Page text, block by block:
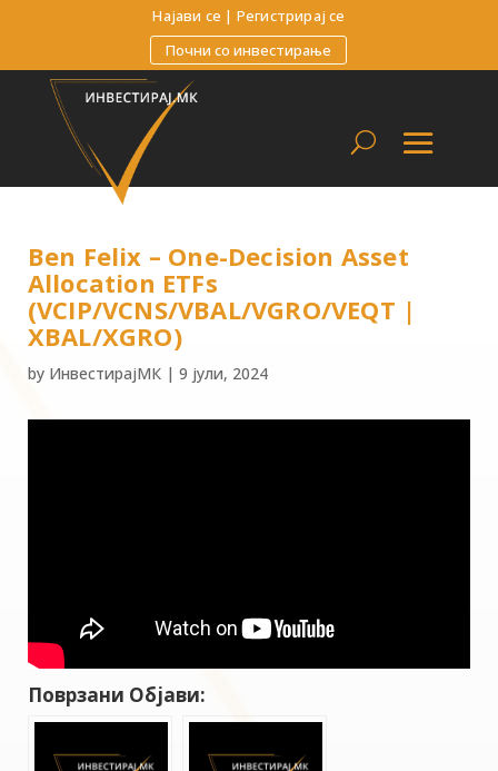
Најави се | Регистрирај се
Почни со инвестирање
Ben Felix – One-Decision Asset
Allocation ETFs
(VCIP/VCNS/VBAL/VGRO/VEQT |
XBAL/XGRO)
by ИнвестирајМК| 9 јули, 2024
Поврзани Објави: